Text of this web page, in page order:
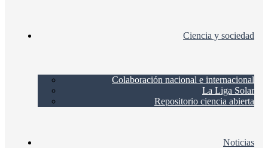
Ciencia y sociedad
Colaboración nacional e internacional
La Liga Solar
Repositorio ciencia abierta
Noticias